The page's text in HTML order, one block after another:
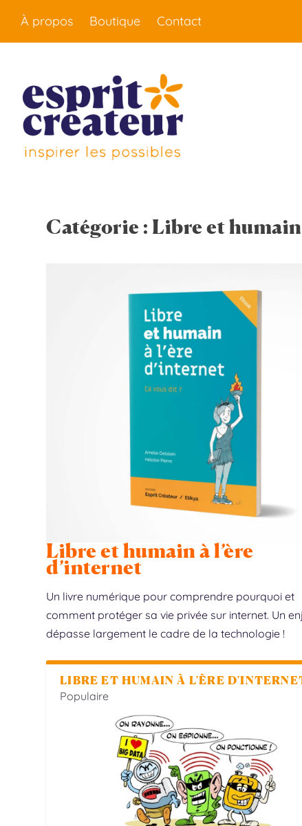
À propos Boutique Contact
Catégorie : Libre et humain
Lettre à un jeune en
Juin 8, 2023|Blog , Trouver sa voie
Vaxxin & contamination
Nov 12, 2022| Blog
Protocole de détox
Nov 11, 2022|Blog
Libre et humain à l’ère
d’internet
Un livre numérique pour comprendre pourquoi et
comment protéger sa vie privée sur internet. Un
dépasse largement le cadre de la technologie !
LIBRE ET HUMAIN À L'ÈRE
Populaire